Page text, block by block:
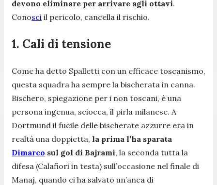
devono eliminare per arrivare agli ottavi.
Conosci il pericolo, cancella il rischio.
1. Cali di tensione
Come ha detto Spalletti con un efficace toscanismo,
questa squadra ha sempre la bischerata in canna.
Bischero, spiegazione per i non toscani, è una
persona ingenua, sciocca, il pirla milanese. A
Dortmund il fucile delle bischerate azzurre era in
realtà una doppietta, la prima l’ha sparata
Dimarco sul gol di Bajrami, la seconda tutta la
difesa (Calafiori in testa) sull’occasione nel finale di
Manaj, quando ci ha salvato un’anca di